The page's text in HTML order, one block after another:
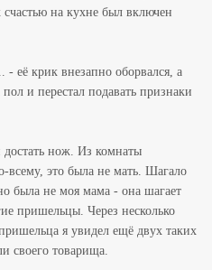
на кухне был включен
её крик внезапно оборвался, а
и перестал подавать признаки
нож. Из комнаты
всему, это была не мать. Шагало
была не моя мама - она шагает
пришельцы. Через несколько
я увидел ещё двух таких
своего товарища.